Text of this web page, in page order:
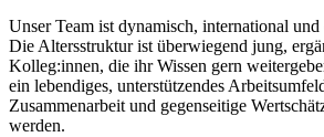
Unser Team ist dynamisch, international
Die Altersstruktur ist überwiegend jung,
Kolleg:innen, die ihr Wissen gern
ein lebendiges, unterstützendes
Zusammenarbeit und gegenseitige
werden.